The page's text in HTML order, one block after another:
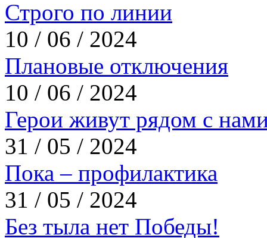
Строго по линии
10 / 06 / 2024
Плановые отключения
10 / 06 / 2024
Герои живут рядом с
31 / 05 / 2024
Пока – профилактика
31 / 05 / 2024
Без тыла нет Победы!